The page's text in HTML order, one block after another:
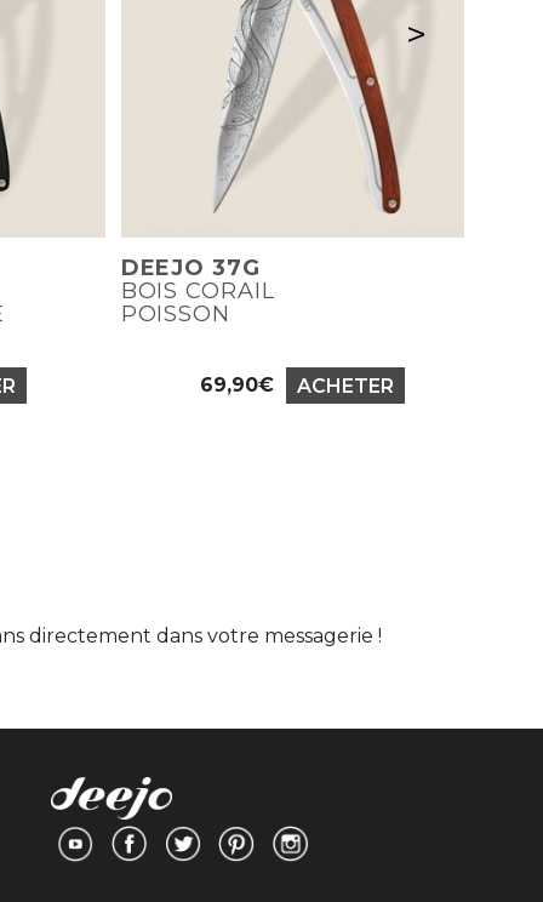
DEEJO 37G
BOIS CORAIL
POISSON
Prix
69,90€ ACHETER
>
directement dans votre messagerie !